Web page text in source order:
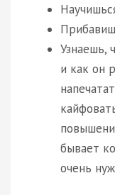
Узнаешь,
и как он
бывает
очень